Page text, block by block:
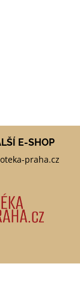
E-SHOP
praha.cz